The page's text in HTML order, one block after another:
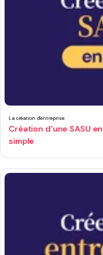
La création d'entreprise
Création d'une SASU
simple